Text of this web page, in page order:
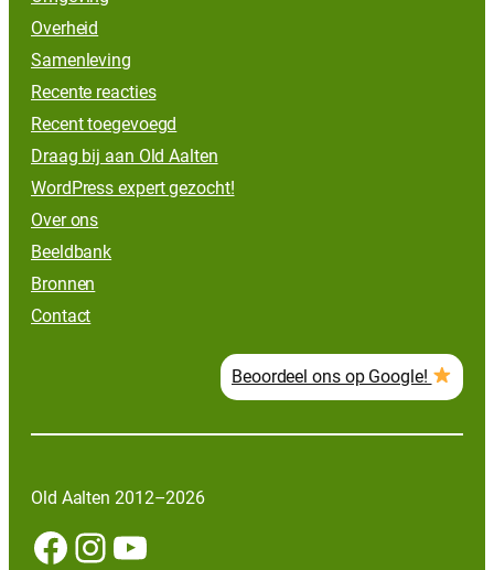
Overheid
Samenleving
Recente reacties
Recent toegevoegd
Draag bij aan Old Aalten
WordPress expert gezocht!
Over ons
Beeldbank
Bronnen
Contact
Beoordeel ons op Google!
Old Aalten 2012–2026
Facebook InstagramYouTube